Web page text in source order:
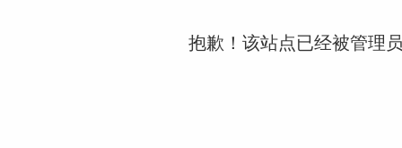
抱歉！该站点已经被管理